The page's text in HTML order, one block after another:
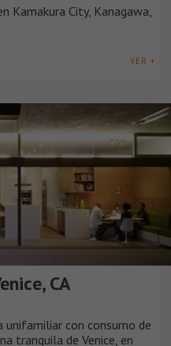
Kamakura City, Kanagawa,
VER +
CA
unifamiliar con consumo de
tranquila de Venice, en